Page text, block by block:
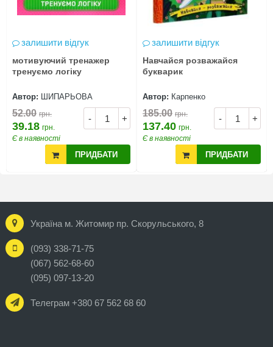
залишити відгук
мотивуючий тренажер
тренуємо логіку
Автор: ШИПАРЬОВА
- +
52.00 грн.
39.18 грн.
Є в наявності
ПРИДБАТИ
залишити відгук
Навчайся розважайся
букварик
Автор: Карпенко
- +
185.00 грн.
137.40 грн.
Є в наявності
ПРИДБАТИ
Україна м. Житомир пр. Скорульського, 8
(093) 338-71-75
(067) 562-68-60
(095) 097-13-20
Телеграм +380 67 562 68 60